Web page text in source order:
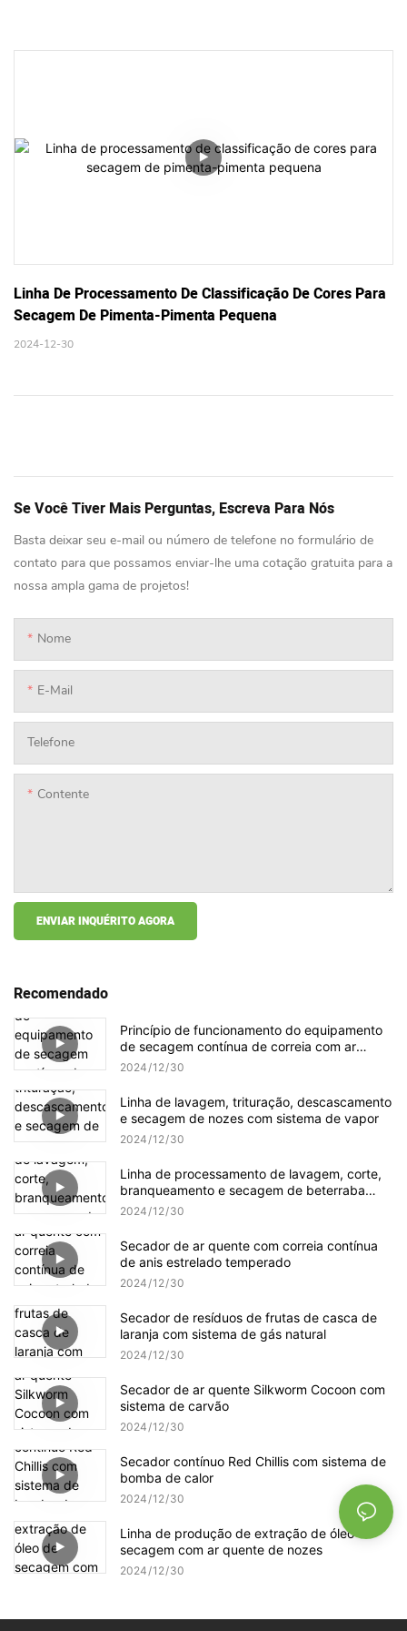
Linha De Processamento De Classificação De Cores Para
Secagem De Pimenta-Pimenta Pequena
2024-12-30
Se Você Tiver Mais Perguntas, Escreva Para Nós
Basta deixar seu e-mail ou número de telefone no formulário de
contato para que possamos enviar-lhe uma cotação gratuita para a
nossa ampla gama de projetos!
Nome
E-Mail
Telefone
Contente
ENVIAR INQUÉRITO AGORA
Recomendado
Princípio de funcionamento do equipamento
de secagem contínua de correia com ar
quente
2024 12 30
Linha de lavagem, trituração, descascamento
e secagem de nozes com sistema de vapor
2024 12 30
Linha de processamento de lavagem, corte,
branqueamento e secagem de beterraba
sacarina
2024 12 30
Secador de ar quente com correia contínua
de anis estrelado temperado
2024 12 30
Secador de resíduos de frutas de casca de
laranja com sistema de gás natural
2024 12 30
Secador de ar quente Silkworm Cocoon com
sistema de carvão
2024 12 30
Secador contínuo Red Chillis com sistema de
bomba de calor
2024 12 30
Linha de produção de extração de óleo de
secagem com ar quente de nozes
2024 12 30